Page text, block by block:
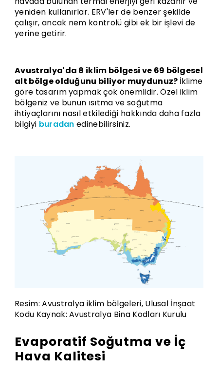
yeniden kullanırlar. ERV'ler de benzer şekilde
çalışır, ancak nem kontrolü gibi ek bir işlevi de
yerine getirir.
Avustralya'da 8 iklim bölgesi ve 69 bölgesel
alt bölge olduğunu biliyor muydunuz? İklime
göre tasarım yapmak çok önemlidir. Özel iklim
bölgeniz ve bunun ısıtma ve soğutma
ihtiyaçlarını nasıl etkilediği hakkında daha fazla
bilgiyi buradan edinebilirsiniz.
Resim: Avustralya iklim bölgeleri, Ulusal İnşaat
Kodu Kaynak: Avustralya Bina Kodları Kurulu
Evaporatif Soğutma ve İç
Hava Kalitesi